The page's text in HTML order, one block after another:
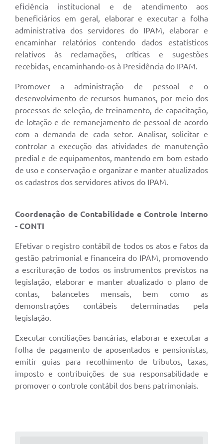
eficiência institucional e de atendimento aos
beneficiários em geral, elaborar e executar a folha
administrativa dos servidores do IPAM, elaborar e
encaminhar relatórios contendo dados estatísticos
relativos às reclamações, críticas e sugestões
recebidas, encaminhando-os à Presidência do IPAM.
Promover a administração de pessoal e o
desenvolvimento de recursos humanos, por meio dos
processos de seleção, de treinamento, de capacitação,
de lotação e de remanejamento de pessoal de acordo
com a demanda de cada setor. Analisar, solicitar e
controlar a execução das atividades de manutenção
predial e de equipamentos, mantendo em bom estado
de uso e conservação e organizar e manter atualizados
os cadastros dos servidores ativos do IPAM.
Coordenação de Contabilidade e Controle Interno
- CONTI
Efetivar o registro contábil de todos os atos e fatos da
gestão patrimonial e financeira do IPAM, promovendo
a escrituração de todos os instrumentos previstos na
legislação, elaborar e manter atualizado o plano de
contas, balancetes mensais, bem como as
demonstrações contábeis determinadas pela
legislação.
Executar conciliações bancárias, elaborar e executar a
folha de pagamento de aposentados e pensionistas,
emitir guias para recolhimento de tributos, taxas,
imposto e contribuições de sua responsabilidade e
promover o controle contábil dos bens patrimoniais.